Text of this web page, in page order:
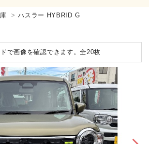
ハスラー HYBRID G
で画像を確認できます。全20枚